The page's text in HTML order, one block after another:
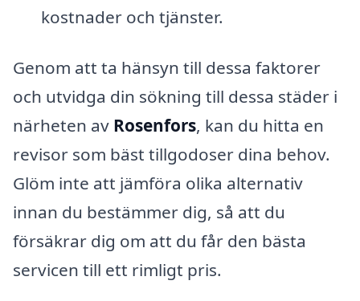
kostnader och tjänster.
Genom att ta hänsyn till dessa faktorer
och utvidga din sökning till dessa städer i
närheten av Rosenfors, kan du hitta en
revisor som bäst tillgodoser dina behov.
Glöm inte att jämföra olika alternativ
innan du bestämmer dig, så att du
försäkrar dig om att du får den bästa
servicen till ett rimligt pris.